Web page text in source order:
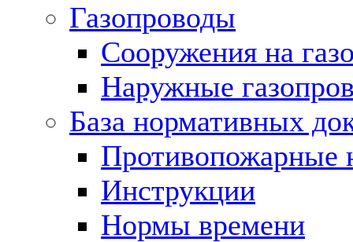
Газопроводы
Сооружения на
Наружные
База нормативных
Противопожарные
Инструкции
Нормы времени